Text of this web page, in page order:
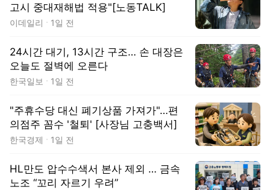
고시 중대재해법 적용"[노동TALK]
이데일리 1일 전
24시간 대기, 13시간 구조… 손 대장은
오늘도 절벽에 오른다
한국일보 1일 전
"주휴수당 대신 폐기상품 가져가"…편
의점주 꼼수 '철퇴' [사장님 고충백서]
한국경제 1일 전
HL만도 압수수색서 본사 제외 … 금속
노조 “꼬리 자르기 우려”